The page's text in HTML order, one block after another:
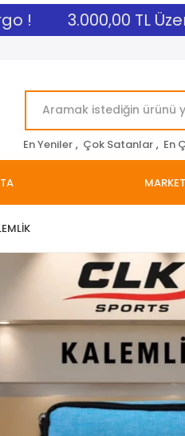
! 3.000,00 TL
En Yeniler , Çok Satanlar , En
MARKET